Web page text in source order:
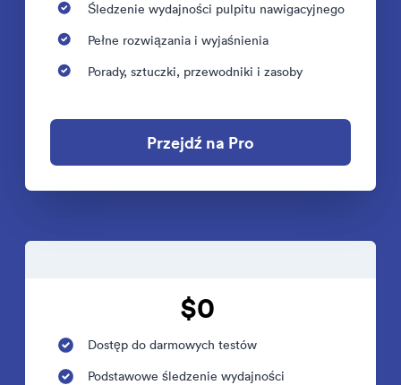
Śledzenie wydajności pulpitu nawigacyjnego
Pełne rozwiązania i wyjaśnienia
Porady, sztuczki, przewodniki i zasoby
Przejdź na Pro
$0
Dostęp do darmowych testów
Podstawowe śledzenie wydajności